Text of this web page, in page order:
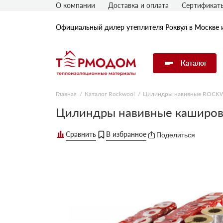
Официальный дилер утеплителя Роквул в Москве
Каталог
Утеплитель Rockwool
Утеплитель Технониколь
О компании Доставка и оплата
Главная Каталог Rockwool Цилиндры навивные
Цилиндры навивные
Поделиться